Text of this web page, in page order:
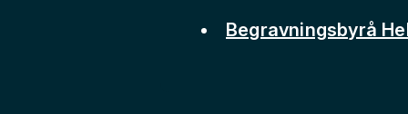
Begravningsbyrå